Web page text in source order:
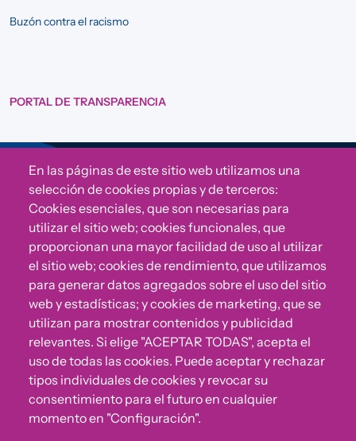
Buzón contra el racismo
PORTAL DE TRANSPARENCIA
Sigue a Comunidad CONVIVE
¿Algo no va bien?
Puedes reportar incumplimientos del Código Ético u
otras irregularidades que detectes en nuestra Fundación.
En las páginas de este sitio web utilizamos una
selección de cookies propias y de terceros:
Cookies esenciales, que son necesarias para
utilizar el sitio web; cookies funcionales, que
proporcionan una mayor facilidad de uso al utilizar
el sitio web; cookies de rendimiento, que utilizamos
para generar datos agregados sobre el uso del sitio
web y estadísticas; y cookies de marketing, que se
utilizan para mostrar contenidos y publicidad
relevantes. Si elige "ACEPTAR TODAS", acepta el
uso de todas las cookies. Puede aceptar y rechazar
tipos individuales de cookies y revocar su
consentimiento para el futuro en cualquier
momento en "Configuración".